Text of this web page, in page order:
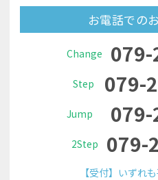
お電話での
Change
Step 079-
Jump
2Step 079-
【受付】いずれ